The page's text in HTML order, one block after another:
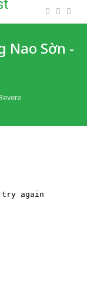
Nao Sờn -